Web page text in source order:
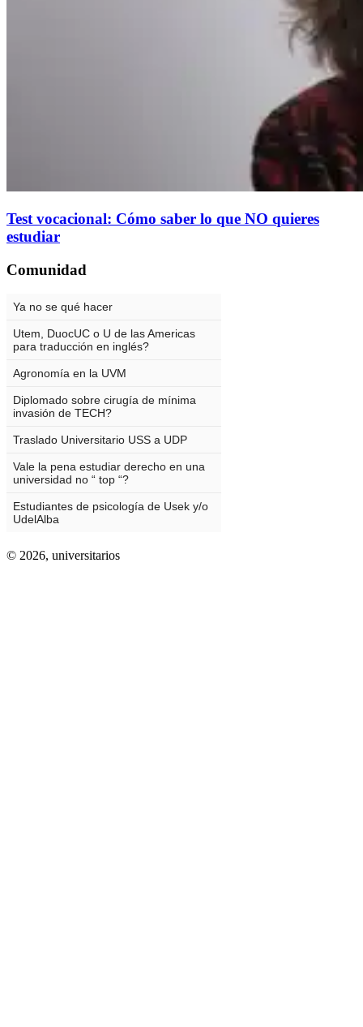
Test vocacional: Cómo saber lo que NO quieres
estudiar
Comunidad
© 2026, universitarios